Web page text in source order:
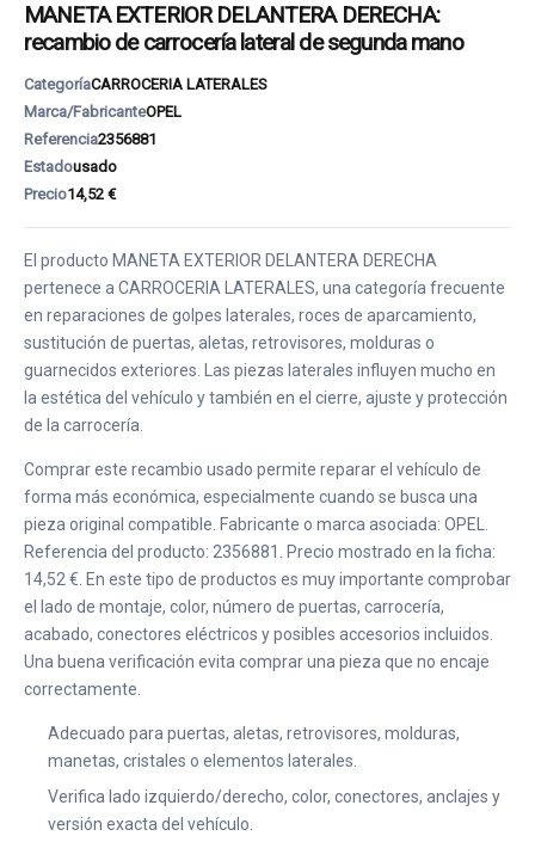
MANETA EXTERIOR DELANTERA DERECHA:
recambio de carrocería lateral de segunda mano
CategoríaCARROCERIA LATERALES
Marca/FabricanteOPEL
Referencia2356881
Estadousado
Precio14,52 €
El producto MANETA EXTERIOR DELANTERA DERECHA
pertenece a CARROCERIA LATERALES, una categoría frecuente
en reparaciones de golpes laterales, roces de aparcamiento,
sustitución de puertas, aletas, retrovisores, molduras o
guarnecidos exteriores. Las piezas laterales influyen mucho en
la estética del vehículo y también en el cierre, ajuste y protección
de la carrocería.
Comprar este recambio usado permite reparar el vehículo de
forma más económica, especialmente cuando se busca una
pieza original compatible. Fabricante o marca asociada: OPEL.
Referencia del producto: 2356881. Precio mostrado en la ficha:
14,52 €. En este tipo de productos es muy importante comprobar
el lado de montaje, color, número de puertas, carrocería,
acabado, conectores eléctricos y posibles accesorios incluidos.
Una buena verificación evita comprar una pieza que no encaje
correctamente.
Adecuado para puertas, aletas, retrovisores, molduras,
manetas, cristales o elementos laterales.
Verifica lado izquierdo/derecho, color, conectores, anclajes y
versión exacta del vehículo.